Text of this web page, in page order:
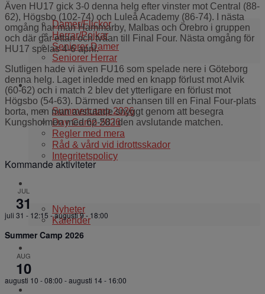
Damer/Flickor
Herrar/Pojkar
Seniorer Damer
Seniorer Herrar
Information
Summercamp 2026
Day Camp 2026
Regler med mera
Råd & vård vid idrottsskador
Integritetspolicy
Nyheter
Kalender
Även HU17 gick 3-0 denna helg efter vinster mot Central (88-
62), Högsbo (102-74) och Luleå Academy (86-74). I nästa
omgång har man Hammarby, Malbas och Örebro i gruppen
och där går ettan och tvåan till Final Four. Nästa omgång för
HU17 spelas 4-6 april.
Slutligen hade vi även FU16 som spelade nere i Göteborg
denna helg. Laget inledde med en knapp förlust mot Alvik
(60-62) och i match 2 blev det ytterligare en förlust mot
Högsbo (54-63). Därmed var chansen till en Final Four-plats
borta, men man avslutade snyggt genom att besegra
Kungsholmen med 62-58 i den avslutande matchen.
Kommande aktiviteter
JUL
31
juli 31 - 12:15 -augusti 9 - 18:00
Summer Camp 2026
AUG
10
augusti 10 - 08:00 -augusti 14 - 16:00